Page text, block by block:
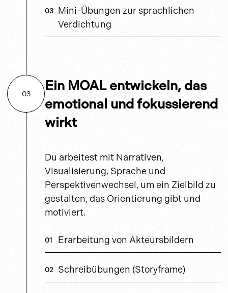
Mini-Übungen zur sprachlichen
Verdichtung
03
Ein MOAL entwickeln, das
emotional und fokussierend
wirkt
Du arbeitest mit Narrativen,
Visualisierung, Sprache und
Perspektivenwechsel, um ein Zielbild zu
gestalten, das Orientierung gibt und
motiviert.
Erarbeitung von Akteursbildern
Schreibübungen (Storyframe)